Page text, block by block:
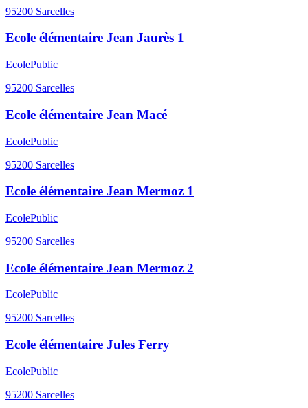
95200 Sarcelles
Ecole élémentaire Jean Jaurès 1
EcolePublic
95200 Sarcelles
Ecole élémentaire Jean Macé
EcolePublic
95200 Sarcelles
Ecole élémentaire Jean Mermoz 1
EcolePublic
95200 Sarcelles
Ecole élémentaire Jean Mermoz 2
EcolePublic
95200 Sarcelles
Ecole élémentaire Jules Ferry
EcolePublic
95200 Sarcelles